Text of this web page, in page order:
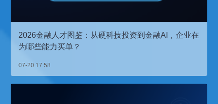
2026金融人才图鉴：从硬科技投资到金融AI，企业在
为哪些能力买单？
07-20 17:58